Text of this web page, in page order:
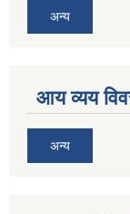
अन्य
आय व्यय
अन्य